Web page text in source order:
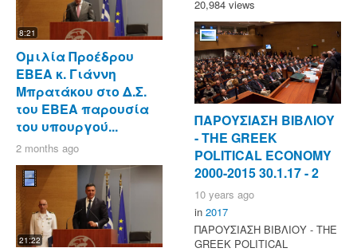
8:21
Ομιλία Προέδρου
ΕΒΕΑ κ. Γιάννη
Μπρατάκου στο Δ.Σ.
του ΕΒΕΑ παρουσία
του υπουργού...
2 months ago
21:22
20,984 views
ΠΑΡΟΥΣΙΑΣΗ ΒΙΒΛΙΟΥ
- ΤΗΕ GREEK
POLITICAL ECONOMY
2000-2015 30.1.17 - 2
10 years ago
in 2017
ΠΑΡΟΥΣΙΑΣΗ ΒΙΒΛΙΟΥ - ΤΗΕ
GREEK POLITICAL